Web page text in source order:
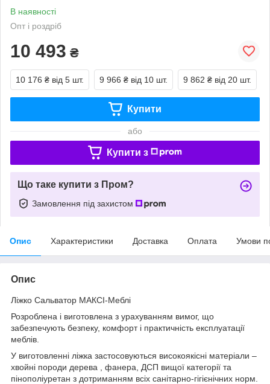
В наявності
Опт і роздріб
10 493 ₴
10 176 ₴ від 5 шт. 9 966 ₴ від 10 шт. 9 862 ₴ від 20 шт.
Купити
або
Купити з
Що таке купити з Пром?
Замовлення під захистом
Опис Характеристики Доставка Оплата Умови
Опис
Ліжко Сальватор МАКСІ-Меблі
Розроблена і виготовлена з урахуванням вимог, що
забезпечують безпеку, комфорт і практичність експлуатації
меблів.
У виготовленні ліжка застосовуються високоякісні матеріали –
хвойні породи дерева , фанера, ДСП вищої категорії та
пінополіуретан з дотриманням всіх санітарно-гігієнічних норм.